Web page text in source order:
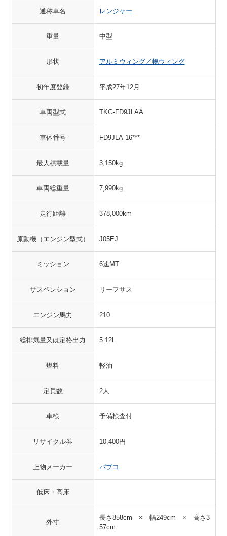
通称車名 レンジャー
重量 中型
形状 アルミウィング／幌ウィング
初年度登録 平成27年12月
車両型式 TKG-FD9JLAA
車体番号 FD9JLA-16***
最大積載量 3,150kg
車両総重量 7,990kg
走行距離 378,000km
原動機（エンジン型式） J05EJ
ミッション 6速MT
サスペンション リーフサス
エンジン馬力 210
総排気量又は定格出力 5.12L
燃料 軽油
定員数 2人
車検 予備検査付
リサイクル券 10,400円
上物メーカー パブコ
低床・高床
外寸
長さ858cm × 幅249cm × 高さ3
57cm